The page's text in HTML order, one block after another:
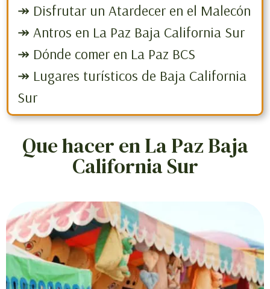
↠ Disfrutar un Atardecer en el Malecón
↠ Antros en La Paz Baja California Sur
↠ Dónde comer en La Paz BCS
↠ Lugares turísticos de Baja California
Sur
Que hacer en La Paz Baja
California Sur